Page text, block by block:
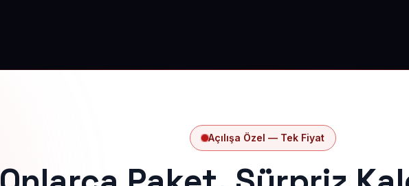
Açılışa Özel — Tek Fiyat